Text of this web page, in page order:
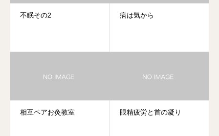
不眠その2 病は気から
相互ペアお灸教室 眼精疲労と首の凝り